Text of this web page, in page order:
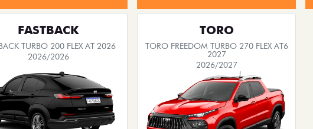
FASTBACK
TURBO 200 FLEX AT 2026
2026/2026
TORO
TORO FREEDOM TURBO 270 FLEX AT6
2027
2026/2027